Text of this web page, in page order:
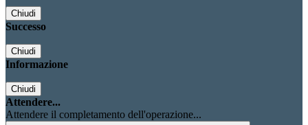
Chiudi
Successo
Chiudi
Informazione
Chiudi
Attendere...
Attendere il completamento dell'operazione...